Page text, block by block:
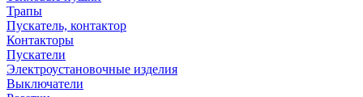
Трапы
Пускатель, контактор
Контакторы
Пускатели
Электроустановочные изделия
Выключатели